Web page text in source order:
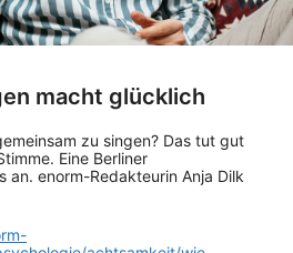
macht glücklich
zu singen? Das tut gut
Eine Berliner
an. enorm-Redakteurin Anja Dilk